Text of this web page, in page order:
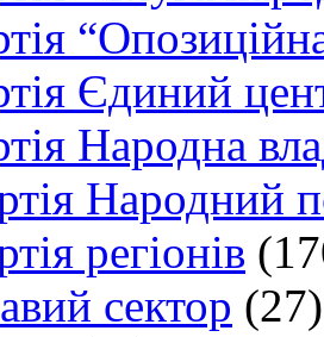
Єдиний
Народна
Народний
регіонів
сектор (27)